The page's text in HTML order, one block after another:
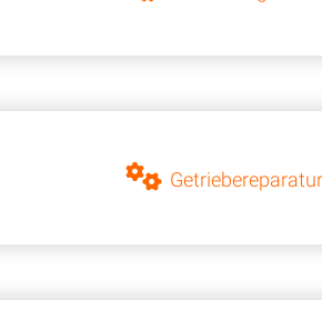
Getriebereparatur